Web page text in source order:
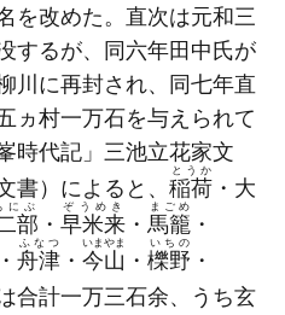
を改めた。直次は元和三
するが、同六年田中氏が
川に再封され、同七年直
ヵ村一万石を与えられて
時代記」三池立花家文
書） によると、 稲荷
とうか
・大
部
にぶ
・ 早米来
ぞうめき
・ 馬籠
まごめ
・
・ 舟津
ふなつ
・ 今山
いまやま
・ 櫟野
いちの
・
合計一万三石余、うち玄